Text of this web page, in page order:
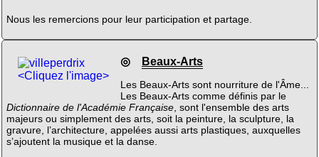
Nous les remercions pour leur participation et partage.
<Cliquez l'image>
◎ Beaux-Arts
Les Beaux-Arts sont nourriture de l'Âme...
Les Beaux-Arts comme définis par le
Dictionnaire de l'Académie Française, sont l'ensemble des arts
majeurs ou simplement des arts, soit la peinture, la sculpture, la
gravure, l’architecture, appelées aussi arts plastiques, auxquelles
s’ajoutent la musique et la danse.